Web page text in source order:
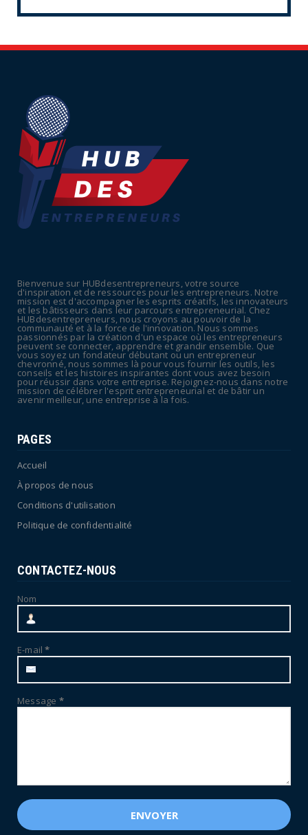
ECONOMIE
coup de pression syn...
Tabac : les ventes chutent, les recettes
UNCATEGORIZED
Retraites : nouveau plaidoyer pour un coup
de frein sur les ...
July 09, 2026
July 08, 2026
POLITIQUE
Canicule : sept départements du Sud placés
en vigilance oran...
July 04, 2026
Bienvenue sur HUBdesentrepreneurs, votre source
d'inspiration et de ressources pour les entrepreneurs. Notre
mission est d'accompagner les esprits créatifs, les innovateurs
et les bâtisseurs dans leur parcours entrepreneurial. Chez
HUBdesentrepreneurs, nous croyons au pouvoir de la
communauté et à la force de l'innovation. Nous sommes
passionnés par la création d'un espace où les entrepreneurs
peuvent se connecter, apprendre et grandir ensemble. Que
vous soyez un fondateur débutant ou un entrepreneur
chevronné, nous sommes là pour vous fournir les outils, les
conseils et les histoires inspirantes dont vous avez besoin
pour réussir dans votre entreprise. Rejoignez-nous dans notre
mission de célébrer l'esprit entrepreneurial et de bâtir un
avenir meilleur, une entreprise à la fois.
PAGES
Accueil
À propos de nous
Conditions d'utilisation
Politique de confidentialité
CONTACTEZ-NOUS
Nom
E-mail*
Message *